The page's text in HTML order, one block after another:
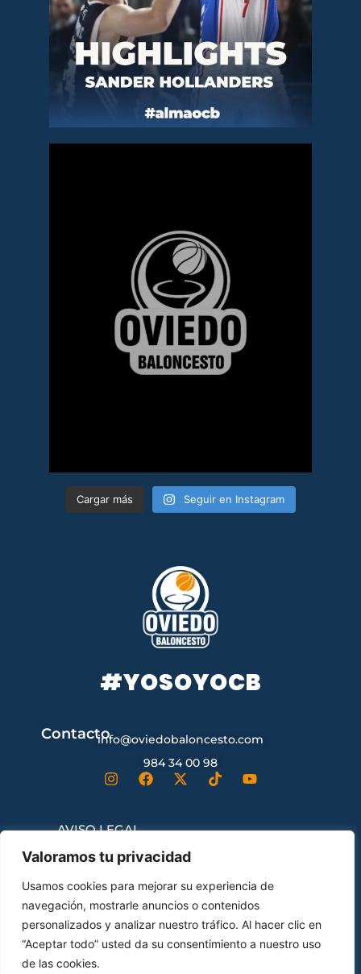
Valoramos tu privacidad
Usamos cookies para mejorar su experiencia de
navegación, mostrarle anuncios o contenidos
personalizados y analizar nuestro tráfico. Al hacer clic en
“Aceptar todo” usted da su consentimiento a nuestro uso
de las cookies.
Cargar más Seguir en Instagram
#YOSOYOCB
Contactoinfo@oviedobaloncesto.com
984 34 00 98
AVISO LEGAL
CONTRATACIÓN
ENVÍOS Y DEVOLUCIONES